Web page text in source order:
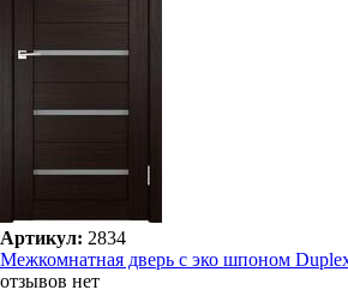
Артикул: 2834
Межкомнатная дверь с эко шпоном
отзывов нет